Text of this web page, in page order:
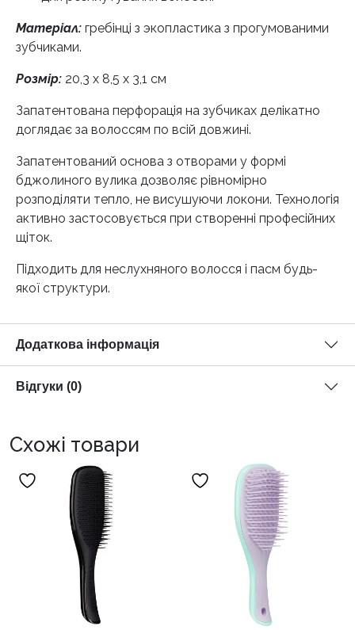
Матеріал: гребінці з экопластика з прогумованими
зубчиками.
Розмір: 20,3 x 8,5 x 3,1 см
Запатентована перфорація на зубчиках делікатно
доглядає за волоссям по всій довжині.
Запатентований основа з отворами у формі
бджолиного вулика дозволяє рівномірно
розподіляти тепло, не висушуючи локони. Технологія
активно застосовується при створенні професійних
щіток.
Підходить для неслухняного волосся і пасм будь-
якої структури.
Додаткова інформація
Відгуки (0)
Схожі товари